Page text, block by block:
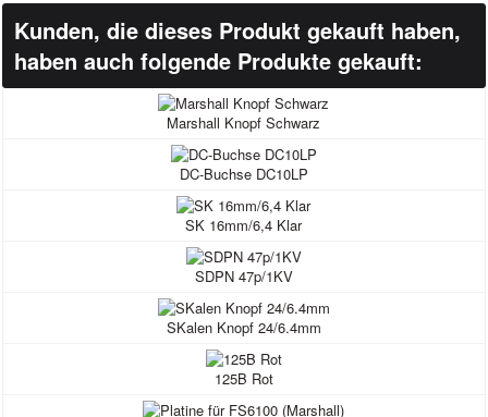
Kunden, die dieses Produkt gekauft haben,
haben auch folgende Produkte gekauft:
Marshall Knopf Schwarz
DC-Buchse DC10LP
SK 16mm/6,4 Klar
SDPN 47p/1KV
SKalen Knopf 24/6.4mm
125B Rot